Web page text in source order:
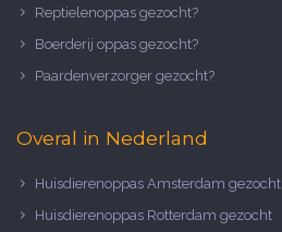
Reptielenoppas gezocht?
Boerderij oppas gezocht?
Paardenverzorger gezocht?
Overal in Nederland
Huisdierenoppas Amsterdam gezocht
Huisdierenoppas Rotterdam gezocht